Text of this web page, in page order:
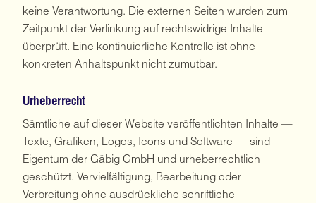
keine Verantwortung. Die externen Seiten wurden zum
Zeitpunkt der Verlinkung auf rechtswidrige Inhalte
überprüft. Eine kontinuierliche Kontrolle ist ohne
konkreten Anhaltspunkt nicht zumutbar.
Urheberrecht
Sämtliche auf dieser Website veröffentlichten Inhalte —
Texte, Grafiken, Logos, Icons und Software — sind
Eigentum der Gäbig GmbH und urheberrechtlich
geschützt. Vervielfältigung, Bearbeitung oder
Verbreitung ohne ausdrückliche schriftliche